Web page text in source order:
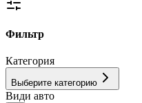
Фильтр
Категория
Выберите категорию
Види авто